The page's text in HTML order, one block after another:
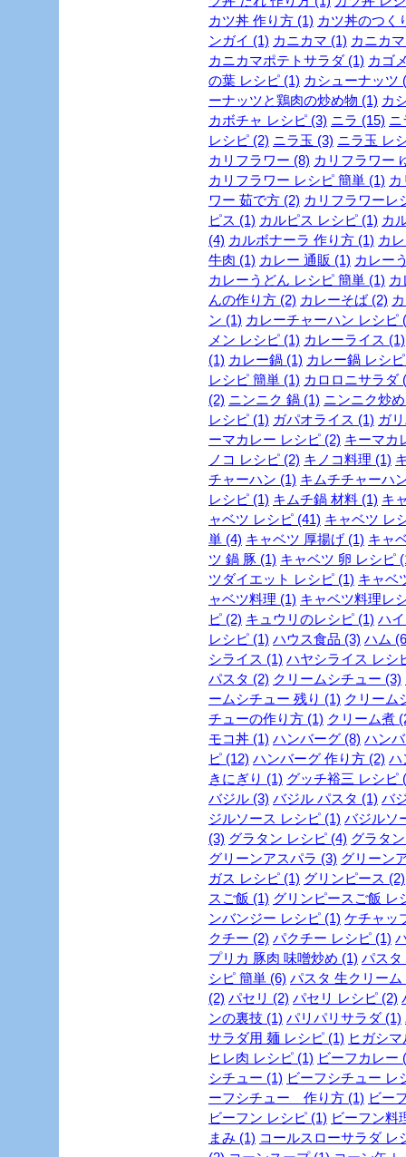
カツ丼 作り方 (1) カツ丼のつく
ンガイ (1) カニカマ (1) カニカ
カニカマポテトサラダ (1) カゴ
の葉 レシピ (1) カシューナッツ
ーナッツと鶏肉の炒め物 (1) カ
カボチャ レシピ (3) ニラ (15) ニ
レシピ (2) ニラ玉 (3) ニラ玉 レ
カリフラワー (8) カリフラワー
カリフラワー レシピ 簡単 (1)
ワー 茹で方 (2) カリフラワーレ
ピス (1) カルピス レシピ (1) カ
(4) カルボナーラ 作り方 (1) カ
牛肉 (1) カレー 通販 (1) カレー
カレーうどん レシピ 簡単 (1)
んの作り方 (2) カレーそば (2)
ン (1) カレーチャーハン レシピ
メン レシピ (1) カレーライス (1)
(1) カレー鍋 (1) カレー鍋 レシ
レシピ 簡単 (1) カロロニサラダ
(2) ニンニク 鍋 (1) ニンニク炒
レシピ (1) ガパオライス (1) ガ
ーマカレー レシピ (2) キーマカ
ノコ レシピ (2) キノコ料理 (1)
チャーハン (1) キムチチャーハ
レシピ (1) キムチ鍋 材料 (1) キ
ャベツ レシピ (41) キャベツ レ
単 (4) キャベツ 厚揚げ (1) キャ
ツ 鍋 豚 (1) キャベツ 卵 レシピ
ツダイエット レシピ (1) キャベ
ャベツ料理 (1) キャベツ料理レ
ピ (2) キュウリのレシピ (1) ハ
レシピ (1) ハウス食品 (3) ハム
シライス (1) ハヤシライス レシ
パスタ (2) クリームシチュー (3)
ームシチュー 残り (1) クリーム
チューの作り方 (1) クリーム煮
モコ丼 (1) ハンバーグ (8) ハン
ピ (12) ハンバーグ 作り方 (2) ハ
きにぎり (1) グッチ裕三 レシピ
バジル (3) バジル パスタ (1) バ
ジルソース レシピ (1) バジルソ
(3) グラタン レシピ (4) グラタ
グリーンアスパラ (3) グリーン
ガス レシピ (1) グリンピース (2)
スご飯 (1) グリンピースご飯 レ
ンバンジー レシピ (1) ケチャッ
クチー (2) パクチー レシピ (1)
プリカ 豚肉 味噌炒め (1) パスタ
シピ 簡単 (6) パスタ 生クリーム
(2) パセリ (2) パセリ レシピ (2)
ンの裏技 (1) パリパリサラダ (1)
サラダ用 麺 レシピ (1) ヒガシ
ヒレ肉 レシピ (1) ビーフカレー
シチュー (1) ビーフシチュー レ
ーフシチュー 作り方 (1) ビー
ビーフン レシピ (1) ビーフン料
まみ (1) コールスローサラダ レ